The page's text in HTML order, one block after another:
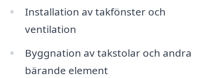
Installation av takfönster och
ventilation
Byggnation av takstolar och andra
bärande element